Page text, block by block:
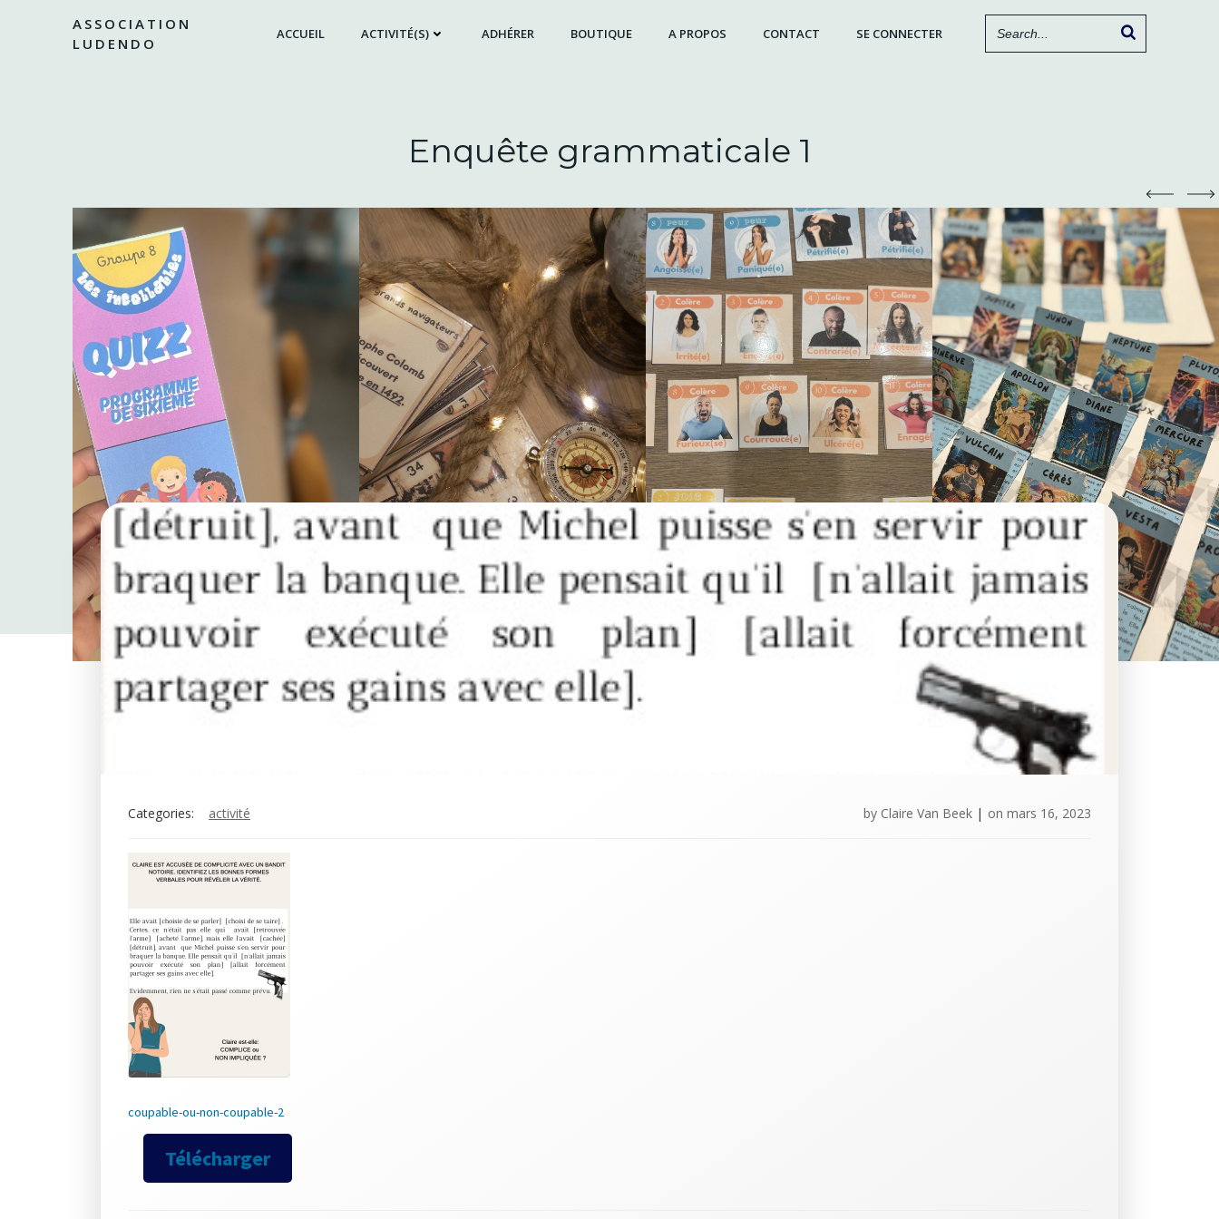
ASSOCIATION
LUDENDO
ACCUEIL ACTIVITÉ(S) ADHÉRER BOUTIQUE A PROPOS CONTACT SE CONNECTER
Enquête grammaticale 1
Categories: activité by Claire Van Beek | on mars 16, 2023
coupable-ou-non-coupable-2
Télécharger